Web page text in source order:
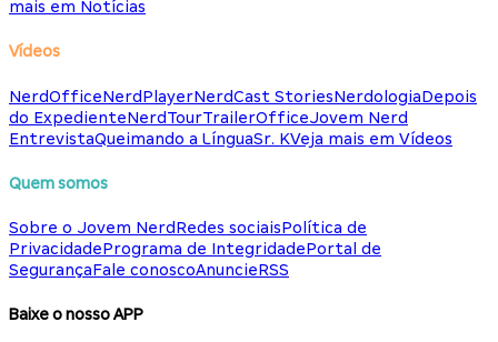
mais em Notícias
Vídeos
NerdOfficeNerdPlayerNerdCast StoriesNerdologiaDepois
do ExpedienteNerdTourTrailerOfficeJovem Nerd
EntrevistaQueimando a LínguaSr. KVeja mais em Vídeos
Quem somos
Sobre o Jovem NerdRedes sociaisPolítica de
PrivacidadePrograma de IntegridadePortal de
SegurançaFale conoscoAnuncieRSS
Baixe o nosso APP